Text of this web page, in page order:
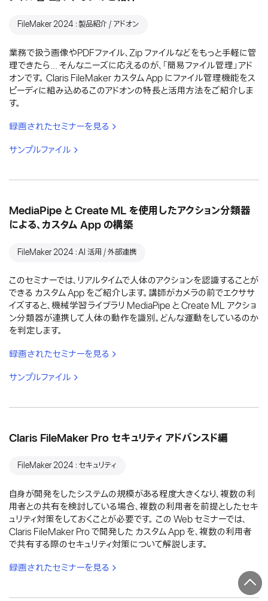
FileMaker 2024：製品紹介 / アドオン
業務で扱う画像やPDFファイル、Zip ファイルなどをもっと手軽に管
理できたら... そんなニーズに応えるのが、「簡易ファイル管理」アド
オンです。 Claris FileMaker カスタム App にファイル管理機能をス
ピーディに組み込めるこのアドオンの特長と活用方法をご紹介しま
す。
録画されたセミナーを見る
サンプルファイル
MediaPipe と Create ML を使用したアクション分類器
による、カスタム App の構築
FileMaker 2024：AI 活用 / 外部連携
このセミナーでは、リアルタイムで人体のアクションを認識することが
できる カスタム App をご紹介します。講師がカメラの前でエクササ
イズすると、機械学習ライブラリ MediaPipe と Create ML アクショ
ン分類器が連携して人体の動作を識別。どんな運動をしているのか
を判定します。
録画されたセミナーを見る
サンプルファイル
Claris FileMaker Pro セキュリティ アドバンスド編
FileMaker 2024：セキュリティ
自身が開発をしたシステムの規模がある程度大きくなり、複数の利
用者との共有を検討している場合、複数の利用者を前提としたセキ
ュリティ対策をしておくことが必要です。 この Web セミナーでは、
Claris FileMaker Pro で開発した カスタム App を、複数の利用者
で共有する際のセキュリティ対策について解説します。
録画されたセミナーを見る